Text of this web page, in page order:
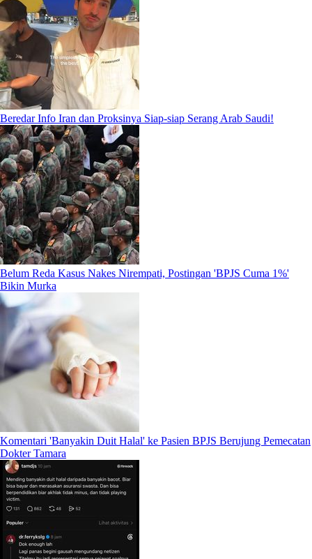
Beredar Info Iran dan Proksinya Siap-siap Serang Arab Saudi!
Belum Reda Kasus Nakes Nirempati, Postingan 'BPJS Cuma 1%'
Bikin Murka
Komentari 'Banyakin Duit Halal' ke Pasien BPJS Berujung Pemecatan
Dokter Tamara